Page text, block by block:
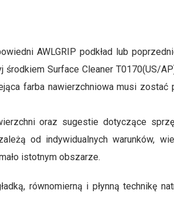
AWLGRIP podkład lub
Surface Cleaner T0170(US/
farba nawierzchniowa musi
oraz sugestie dotyczące
od indywidualnych warunków,
istotnym obszarze.
równomierną i płynną technikę